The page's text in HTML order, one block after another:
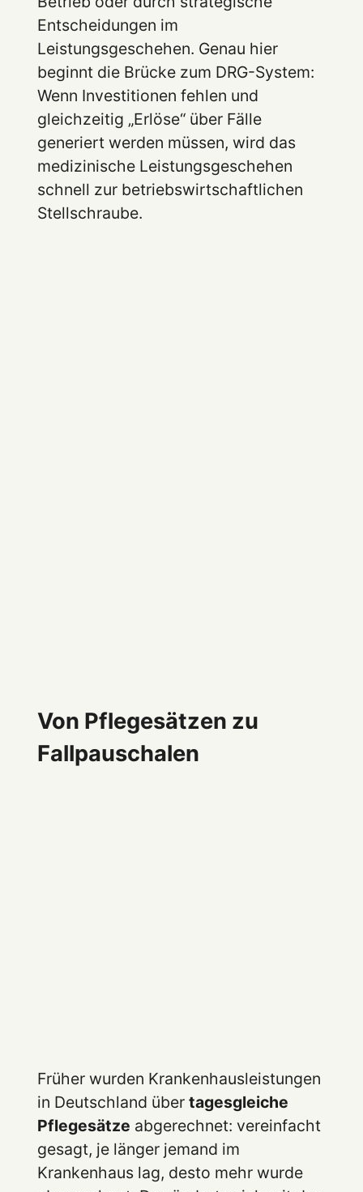
Entscheidungen im
Leistungsgeschehen. Genau hier
beginnt die Brücke zum DRG-System:
Wenn Investitionen fehlen und
gleichzeitig „Erlöse“ über Fälle
generiert werden müssen, wird das
medizinische Leistungsgeschehen
schnell zur betriebswirtschaftlichen
Stellschraube.
Von Pflegesätzen zu
Fallpauschalen
Früher wurden Krankenhausleistungen
in Deutschland über tagesgleiche
Pflegesätze abgerechnet: vereinfacht
gesagt, je länger jemand im
Krankenhaus lag, desto mehr wurde